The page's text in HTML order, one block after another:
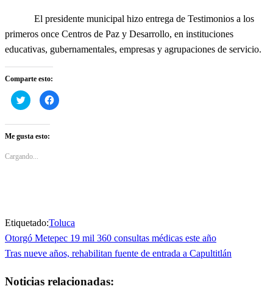
El presidente municipal hizo entrega de Testimonios a los
primeros once Centros de Paz y Desarrollo, en instituciones
educativas, gubernamentales, empresas y agrupaciones de servicio.
Comparte esto:
Haz
clic
en
Twitter
(Se
en
Haz
clic
Me gusta esto:
Cargando...
Etiquetado:Toluca
Navegación
entradas
Entrada
anterior
Otorgó Metepec 19 mil 360 consultas médicas este año
Entrada
Tras nueve años, rehabilitan fuente de entrada a Capultitlán
Noticias relacionadas: